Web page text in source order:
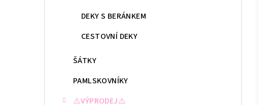
DEKY S BERÁNKEM
CESTOVNÍ DEKY
ŠÁTKY
PAMLSKOVNÍKY
⚠️VÝPRODEJ⚠️